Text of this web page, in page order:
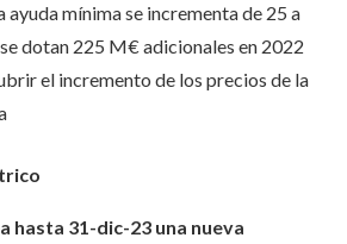
ayuda mínima se incrementa de 25 a
dotan 225 M€ adicionales en 2022
el incremento de los precios de la
hasta 31-dic-23 una nueva